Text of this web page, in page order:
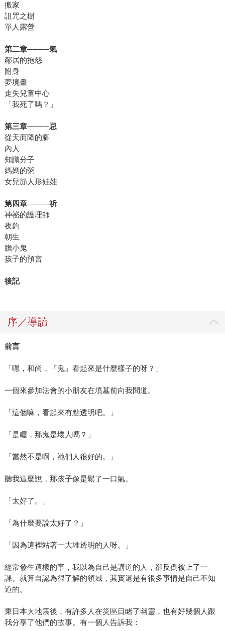
搬家
詛咒之樹
單人露營
第二章────氣
鄰居的抱怨
附身
夢境畫
走失兒童中心
「我死了嗎？」
第三章────忌
從天而降的腳
內人
知識分子
媽媽的粥
女兒節人形娃娃
第四章────祈
神祕的護理師
夜釣
朝生
膽小鬼
孩子的預言
後記
序／導讀
前言
「嘿，和尚，『鬼』看起來是什麼樣子的呀？」
一個來參加法會的小朋友在墳墓前向我問道。
「這個嘛，看起來有點透明吧。」
「是喔，那鬼是壞人嗎？」
「當然不是啊，祂們人很好的。」
聽我這麼說，那孩子像是鬆了一口氣。
「太好了。」
「為什麼要說太好了？」
「因為這裡站著一大堆透明的人呀。」
經常發生這樣的事，我以為自己是講道的人，卻反倒被上了一
課。就算自認為很了解的領域，其實還是有很多事情是自己不知
道的。
東日本大地震後，有許多人在災區目睹了幽靈，也有好幾個人跟
我分享了他們的故事。有一個人告訴我：